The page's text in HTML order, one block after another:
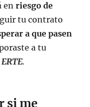
enriesgo de
tu contrato
a que pasen
a tu
ERTE.
si me